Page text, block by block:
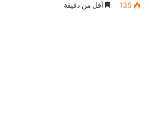
135 أقل من دقيقة